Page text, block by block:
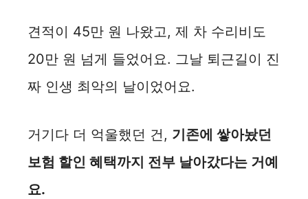
견적이 45만 원 나왔고, 제 차 수리비도
20만 원 넘게 들었어요. 그날 퇴근길이 진
짜 인생 최악의 날이었어요.
거기다 더 억울했던 건, 기존에 쌓아놨던
보험 할인 혜택까지 전부 날아갔다는 거예
요.